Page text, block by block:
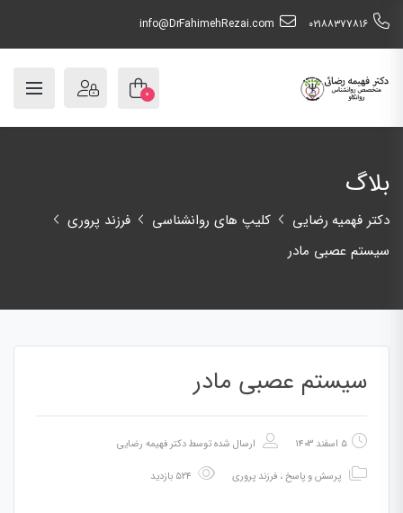
٠٢١٨٨٣٧٧٨١٦ info@DrFahimehRezai.com
۰
بلاگ
دکتر فهمیه رضایی کلیپ های روانشناسی
فرزند پروری
سیستم عصبی مادر
سیستم عصبی مادر
۵ اسفند ۱۴۰۳ ارسال شده توسطدکتر فهیمه رضایی
پرسش و پاسخ ،فرزند پروری